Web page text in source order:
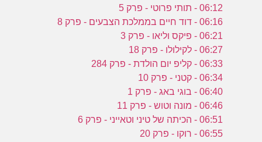
06:12 - תותי פרוטי - פרק 5
06:16 - דוד חיים בממלכת הצבעים - פרק 8
06:21 - פיקס וליאו - פרק 3
06:27 - לקילולו - פרק 18
06:33 - קליפ יום הולדת - פרק 284
06:34 - קטני - פרק 10
06:40 - בוגי באג - פרק 1
06:46 - מונה וטוש - פרק 11
06:51 - הכיתה של טיני וטאייני - פרק 6
06:55 - רוקו - פרק 20